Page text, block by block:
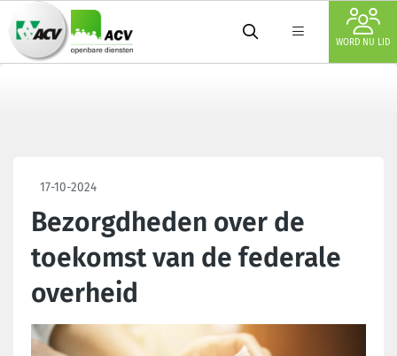
WORD NU LID
17-10-2024
Bezorgdheden over de
toekomst van de federale
overheid